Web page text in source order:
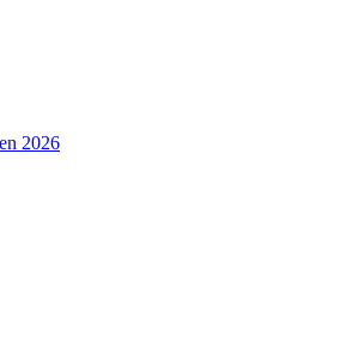
2026